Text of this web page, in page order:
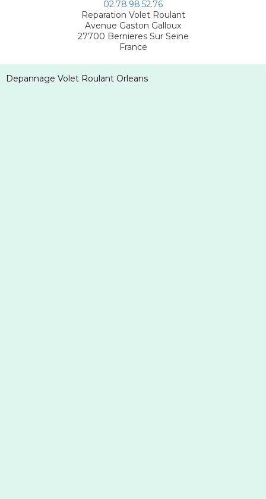
02.78.98.52.76
Reparation Volet Roulant
Avenue Gaston Galloux
27700 Bernieres Sur Seine
France
Depannage Volet Roulant Orleans